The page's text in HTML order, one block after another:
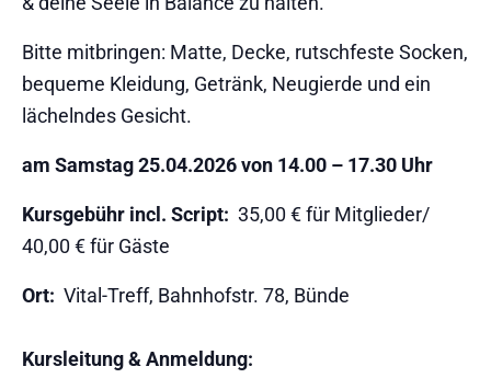
Bitte mitbringen: Matte, Decke, rutschfeste Socken,
bequeme Kleidung, Getränk, Neugierde und ein
lächelndes Gesicht.
am Samstag 25.04.2026 von 14.00 – 17.30 Uhr
Kursgebühr incl. Script: 35,00 € für Mitglieder/
40,00 € für Gäste
Ort: Vital-Treff, Bahnhofstr. 78, Bünde
Kursleitung & Anmeldung: